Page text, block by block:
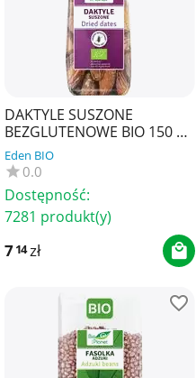
DAKTYLE SUSZONE
BEZGLUTENOWE BIO 150 g -
BIO PLANET
Eden BIO
0.0
Dostępność:
7281 produkt(y)
714zł